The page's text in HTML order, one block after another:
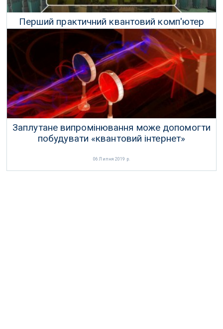
Перший практичний квантовий комп'ютер
може з'явитися вже за п'ять років
22 Вересня 2018 р.
Заплутане випромінювання може допомогти
побудувати «квантовий інтернет»
06 Липня 2019 р.